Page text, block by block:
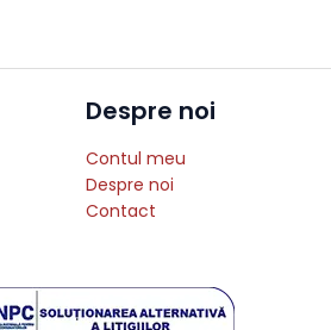
Despre noi
Contul meu
Despre noi
Contact